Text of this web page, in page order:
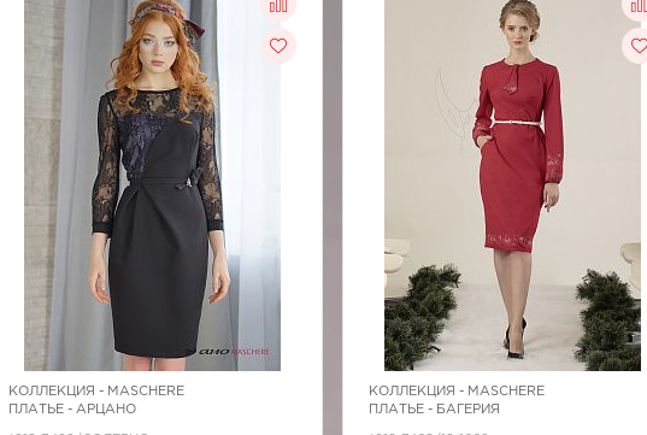
КОЛЛЕКЦИЯ - MASCHERE
ПЛАТЬЕ - АРЦАНО
КОЛЛЕКЦИЯ - MASCHERE
ПЛАТЬЕ - БАГЕРИЯ